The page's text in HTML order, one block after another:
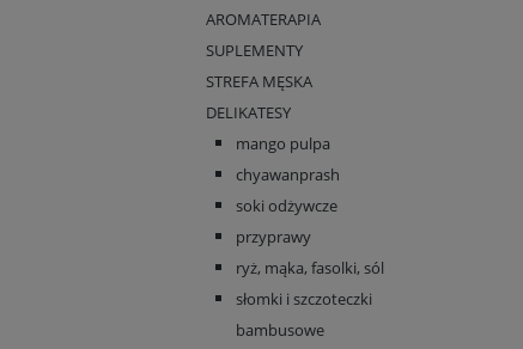
AROMATERAPIA
SUPLEMENTY
STREFA MĘSKA
DELIKATESY
mango pulpa
chyawanprash
soki odżywcze
przyprawy
ryż, mąka, fasolki, sól
słomki i szczoteczki
bambusowe